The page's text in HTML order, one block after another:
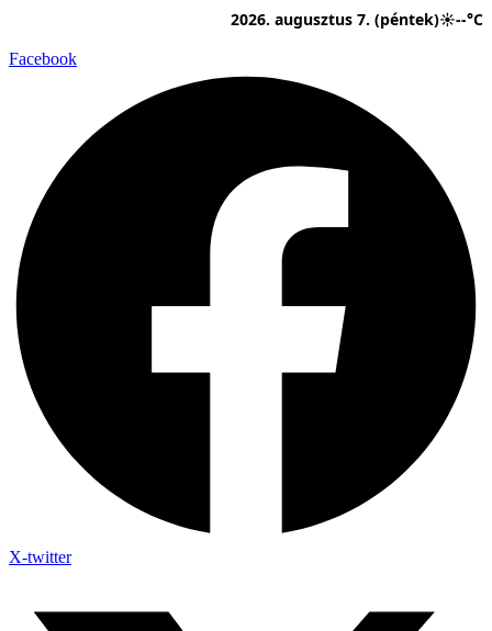
tartalomhoz
2026. augusztus 7. (péntek)☀--°C
Facebook
X-twitter